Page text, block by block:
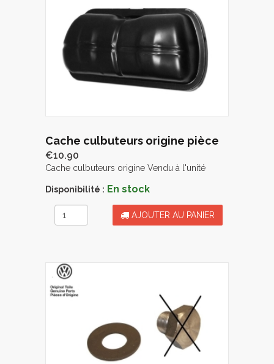
Cache culbuteurs origine pièce
€10.90
Cache culbuteurs origine Vendu à l'unité
Disponibilité : En stock
AJOUTER AU PANIER